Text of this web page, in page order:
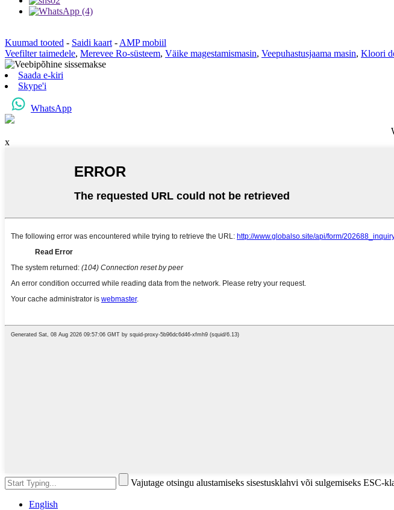
Kuumad tooted - Saidi kaart - AMP mobiil
Veefilter taimedele, Merevee Ro-süsteem, Väike magestamismasin, Veepuhastusjaama masin, Kloori
Saada e-kiri
Skype'i
WhatsApp
x
Vajutage otsingu alustamiseks sisestusklahvi või sulgemiseks ESC-
English